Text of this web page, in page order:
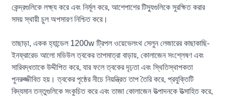
কেন্দ্রগুলিকে লক্ষ্য করে এবং নির্মূল করে, আশেপাশের টিস্যুগুলিকে সুরক্ষিত করার
সময় স্থায়ী চুল অপসারণ নিশ্চিত করে।
তাছাড়া, একক হ্যান্ডেল 1200w ট্রিপল ওয়েভেলংথ সেলুন লেজারের কাছাকাছি-
ইনফ্রারেড আলো মডিউল ত্বকের তাপমাত্রা বাড়ায়, কোলাজেন সংশ্লেষণ এবং
সারিবদ্ধতাকে উদ্দীপিত করে, যার ফলে ত্বকের দৃঢ়তা এবং স্থিতিস্থাপকতা
পুনরুজ্জীবিত হয়। ত্বকের পৃষ্ঠের নীচে নিয়ন্ত্রিত তাপ তৈরি করে, প্রযুক্তিটি
বিদ্যমান তন্তুগুলিকে সংকুচিত করে এবং তাজা কোলাজেন উত্পাদনকে উত্সাহিত করে,